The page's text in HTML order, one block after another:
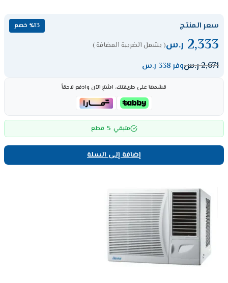
سعر المنتج ٪13 خصم
2,333 ر.س( يشمل الضريبة المضافة )
2,671ر.سوفر 338 ر.س
قسّمها على طريقتك، اشترِ الآن وادفع لاحقاً
متبقي 5 قطع
إضافة إلى السلة